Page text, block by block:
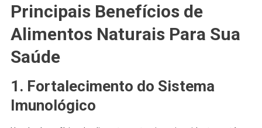
Principais Benefícios de
Alimentos Naturais Para Sua
Saúde
1. Fortalecimento do Sistema
Imunológico